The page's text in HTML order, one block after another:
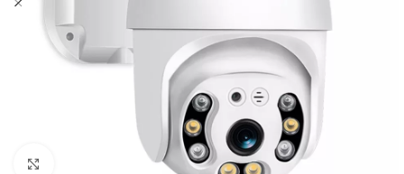
Click to enlarge